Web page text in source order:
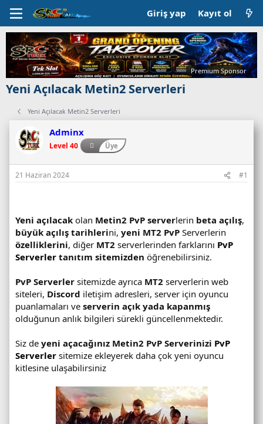
Giriş yap Kayıt ol
Premium Sponsor
Yeni Açılacak Metin2 Serverleri
Yeni Açılacak Metin2 Serverleri
Adminx
Level 40 Üye
21 Haziran 2024 #1
Yeni açılacak olan Metin2 PvP serverlerin beta açılış,
büyük açılış tarihlerini, yeni MT2 PvP Serverlerin
özelliklerini, diğer MT2 serverlerinden farklarını PvP
Serverler tanıtım sitemizden öğrenebilirsiniz.
PvP Serverler sitemizde ayrıca MT2 serverlerin web
siteleri, Discord iletişim adresleri, server için oyuncu
puanlamaları ve serverin açık yada kapanmış
olduğunun anlık bilgileri sürekli güncellenmektedir.
Siz de yeni açacağınız Metin2 PvP Serverinizi PvP
Serverler sitemize ekleyerek daha çok yeni oyuncu
kitlesine ulaşabilirsiniz